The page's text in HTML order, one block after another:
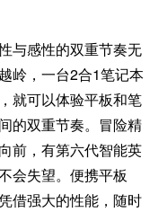
与感性的双重节奏无
岭，一台2合1笔记本
就可以体验平板和笔
的双重节奏。冒险精
前，有第六代智能英
会失望。便携平板
借强大的性能，随时